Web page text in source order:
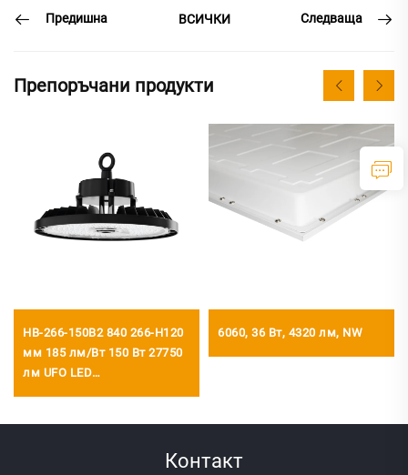
Предишна ВСИЧКИ Следваща
Препоръчани продукти
HB-266-150B2 840 266-H120
мм 185 лм/Вт 150 Вт 27750
лм UFO LED
6060, 36 Вт, 4320 лм, NW
Контакт